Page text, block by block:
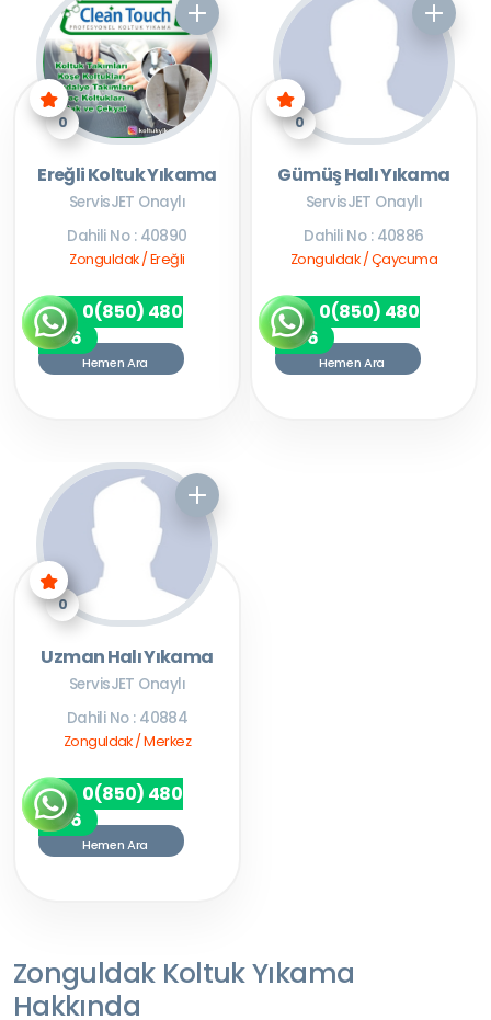
0
Ereğli Koltuk Yıkama
ServisJET Onaylı
Dahili No : 40890
Zonguldak / Ereğli
0(850) 480
7256
Hemen Ara
0
Gümüş Halı Yıkama
ServisJET Onaylı
Dahili No : 40886
Zonguldak / Çaycuma
0(850) 480
7256
Hemen Ara
0
Uzman Halı Yıkama
ServisJET Onaylı
Dahili No : 40884
Zonguldak / Merkez
0(850) 480
7256
Hemen Ara
Zonguldak Koltuk Yıkama
Hakkında